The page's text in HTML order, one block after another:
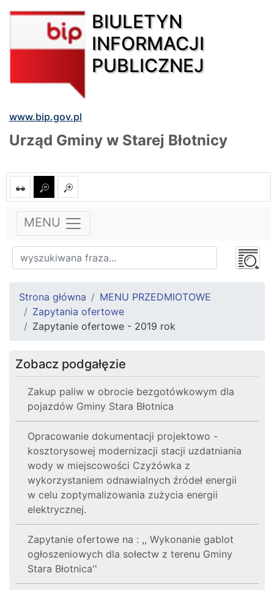
BIULETYN
INFORMACJI
PUBLICZNEJ
www.bip.gov.pl
Urząd Gminy w Starej Błotnicy
MENU
Strona główna
MENU PRZEDMIOTOWE
Zapytania ofertowe
Zapytanie ofertowe - 2019 rok
Zobacz podgałęzie
Zakup paliw w obrocie bezgotówkowym dla
pojazdów Gminy Stara Błotnica
Opracowanie dokumentacji projektowo -
kosztorysowej modernizacji stacji uzdatniania
wody w miejscowości Czyżówka z
wykorzystaniem odnawialnych źródeł energii
w celu zoptymalizowania zużycia energii
elektrycznej.
Zapytanie ofertowe na : ,, Wykonanie gablot
ogłoszeniowych dla sołectw z terenu Gminy
Stara Błotnica''